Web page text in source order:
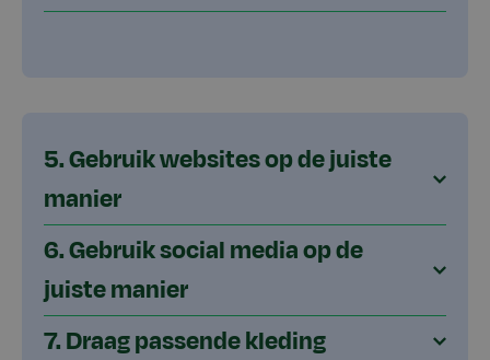
5. Gebruik websites op de juiste
manier
6. Gebruik social media op de
juiste manier
7. Draag passende kleding